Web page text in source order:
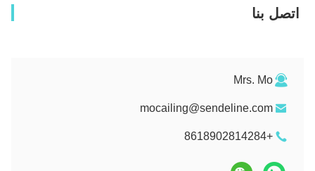
اتصل بنا
Mrs. Mo
mocailing@sendeline.com
+8618902814284